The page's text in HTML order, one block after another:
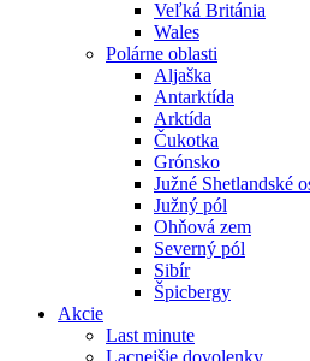
Veľká Británia
Wales
Polárne oblasti
Aljaška
Antarktída
Arktída
Čukotka
Grónsko
Južné Shetlandské
Južný pól
Ohňová zem
Severný pól
Sibír
Špicbergy
Akcie
Last minute
Lacnejšie dovolenky